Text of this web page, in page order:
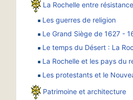
La Rochelle entre
Les guerres de religion
Le Grand Siège de 1627 -
Le temps du Désert : La
La Rochelle et les pays du
Les protestants et le
Patrimoine et architecture